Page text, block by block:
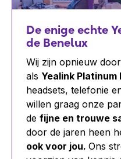
De enige echte
de Benelux
Wij zijn opnieuw
als Yealink
headsets, telefonie
willen graag onze
de fijne en trouwe
door de jaren heen
ook voor jou. Ons